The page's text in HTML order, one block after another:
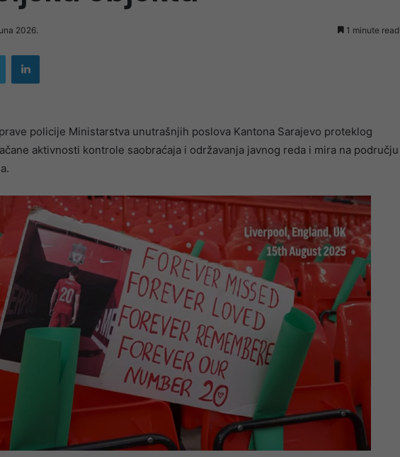
2026. 1 minute read
Twitter LinkedIn
policije Ministarstva unutrašnjih poslova Kantona Sarajevo proteklog
aktivnosti kontrole saobraćaja i održavanja javnog reda i mira na području